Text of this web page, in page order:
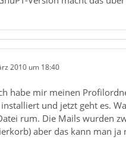
2010 um 18:40
habe mir meinen
und jetzt geht es.
rum. Die Mails wurden
aber das kann man ja